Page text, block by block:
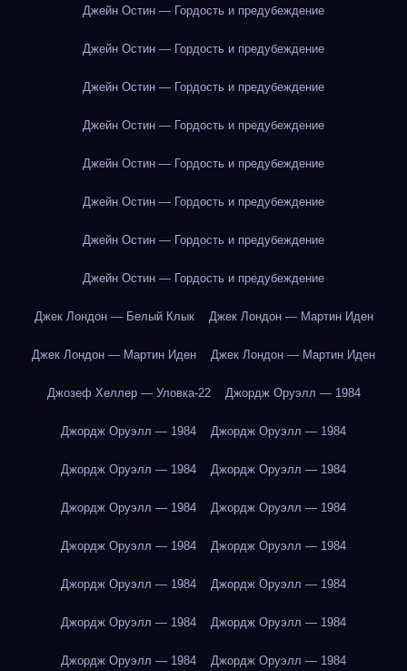
Джейн Остин — Гордость и предубеждение
Джейн Остин — Гордость и предубеждение
Джейн Остин — Гордость и предубеждение
Джейн Остин — Гордость и предубеждение
Джейн Остин — Гордость и предубеждение
Джейн Остин — Гордость и предубеждение
Джейн Остин — Гордость и предубеждение
Джейн Остин — Гордость и предубеждение
Джек Лондон — Белый Клык Джек Лондон — Мартин Иден
Джек Лондон — Мартин Иден Джек Лондон — Мартин Иден
Джозеф Хеллер — Уловка-22 Джордж Оруэлл — 1984
Джордж Оруэлл — 1984 Джордж Оруэлл — 1984
Джордж Оруэлл — 1984 Джордж Оруэлл — 1984
Джордж Оруэлл — 1984 Джордж Оруэлл — 1984
Джордж Оруэлл — 1984 Джордж Оруэлл — 1984
Джордж Оруэлл — 1984 Джордж Оруэлл — 1984
Джордж Оруэлл — 1984 Джордж Оруэлл — 1984
Джордж Оруэлл — 1984 Джордж Оруэлл — 1984